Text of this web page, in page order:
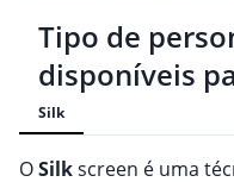
Tipo de
disponíveis
Silk
OSilkscreen é uma